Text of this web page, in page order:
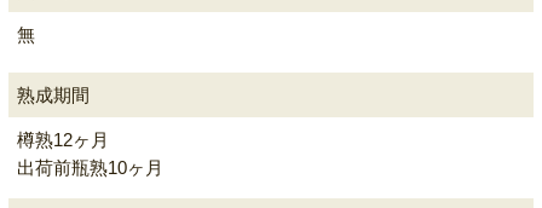
無
熟成期間
樽熟12ヶ月
出荷前瓶熟10ヶ月